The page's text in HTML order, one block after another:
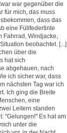
war gegenüber die
für mich, das muss
dass das
eine Füllfedertinte
Fahrrad, Windjacke,
beobachtet. [...]
über die
hat sich
abgehauen, nach
ich sicher war, dass
nächsten Tag war ich
Ich ging die Breite
eine
Leitern standen
"Gelungen!" Es hat am
unter die